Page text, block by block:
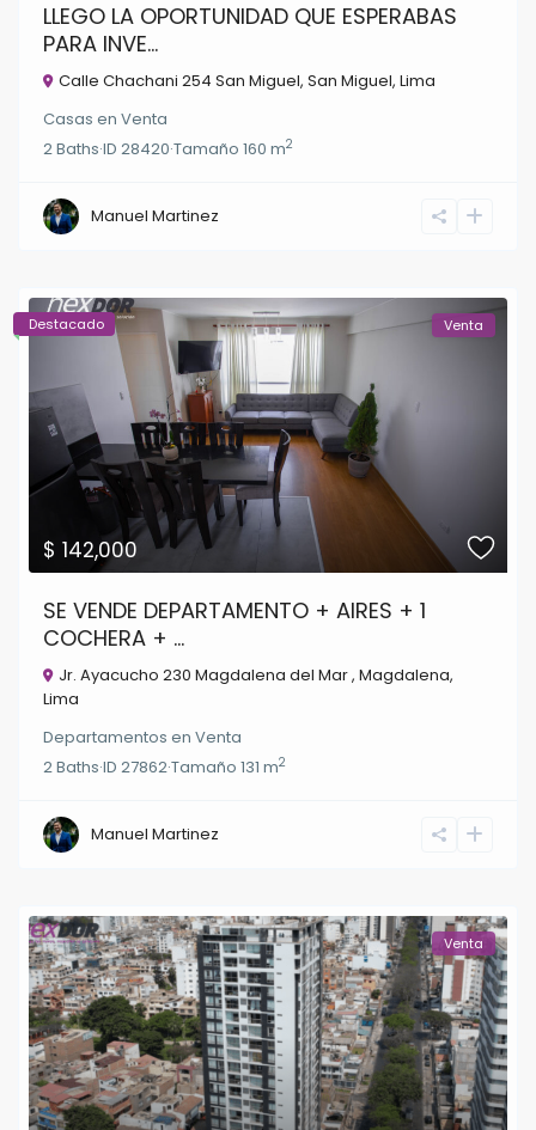
LLEGO LA OPORTUNIDAD QUE ESPERABAS
PARA INVE...
Calle Chachani 254 San Miguel,San Miguel,Lima
Casas enVenta
2Baths·ID28420·Tamaño160 m2
Manuel Martinez
$ 142,000
Venta
Destacado
SE VENDE DEPARTAMENTO + AIRES + 1
COCHERA + ...
Jr. Ayacucho 230 Magdalena del Mar ,Magdalena,
Lima
Departamentos enVenta
2Baths·ID27862·Tamaño131 m2
Manuel Martinez
Venta